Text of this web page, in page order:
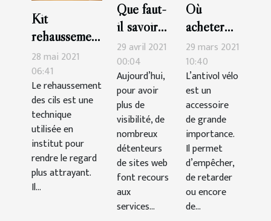
Kit
rehaussement
de cils : que
retenir ?
28 mai 2021
06:41
Le rehaussement
des cils est une
technique
utilisée en
institut pour
rendre le regard
plus attrayant.
Il...
Que faut-
il savoir
en 2021
pour
rédiger
facilement
un bon
contenu
SEO ?
29 avril 2021
00:04
Aujourd’hui,
pour avoir
plus de
visibilité, de
nombreux
détenteurs
de sites web
font recours
aux
services...
Où
acheter
un antivol
vélo en
cette
année
2021?
29 mars 2021
10:40
L’antivol vélo
est un
accessoire
de grande
importance.
Il permet
d’empêcher,
de retarder
ou encore
de...